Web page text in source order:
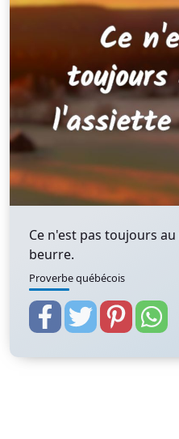
Ce n'est pas toujours
beurre.
Proverbe québécois